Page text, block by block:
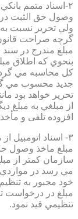
۲-اسناد متمم
وصول حق الثبت
ولي تحرير نسبت به
گرچه صراحت
مبلغ مندرج در
بنحوي كه اطلاق
كل محاسبه مي
جديد محسوب مي
تحرير خواهد بود
از مبلغي به مبلغ
افزوده تلقی و
۳- اسناد اتومبيل
مبلغ ماخذ وصول
سازمان كمتر از
مي رسد در مواردي
خود مجبور به
مبلغ در درخواست
تنظيمي قيد نمود.